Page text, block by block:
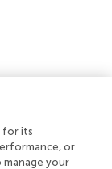
Get the Nasal
Front. Young
for its
or
manage your